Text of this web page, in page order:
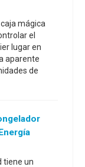
mágica
el
lugar en
aparente
de
tiene un